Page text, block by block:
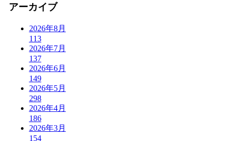
アーカイブ
2026年8月
113
2026年7月
137
2026年6月
149
2026年5月
298
2026年4月
186
2026年3月
154